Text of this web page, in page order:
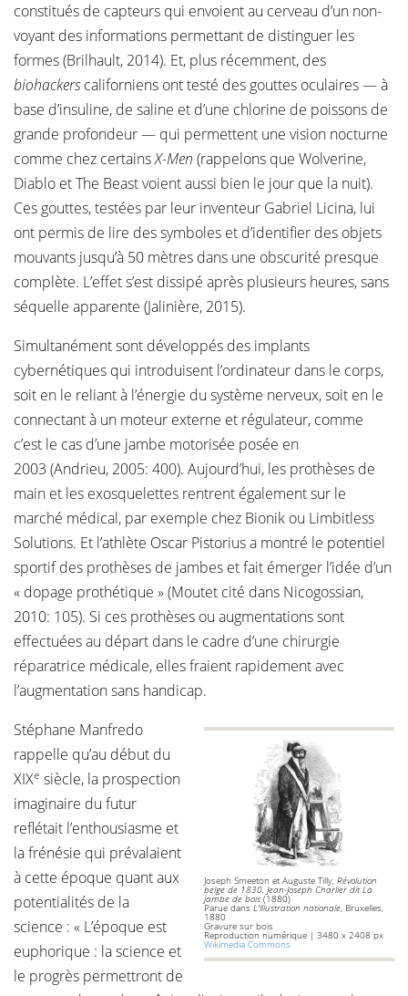
constitués de capteurs qui envoient au cerveau d’un non-
voyant des informations permettant de distinguer les
formes (Brilhault, 2014). Et, plus récemment, des
biohackerscaliforniens ont testé des gouttes oculaires — à
base d’insuline, de saline et d’une chlorine de poissons de
grande profondeur — qui permettent une vision nocturne
comme chez certainsX-Men (rappelons que Wolverine,
Diablo et The Beast voient aussi bien le jour que la nuit).
Ces gouttes, testées par leur inventeur Gabriel Licina, lui
ont permis de lire des symboles et d’identifier des objets
mouvants jusqu’à 50 mètres dans une obscurité presque
complète. L’effet s’est dissipé après plusieurs heures, sans
séquelle apparente (Jalinière, 2015).
Simultanément sont développés des implants
cybernétiques qui introduisent l’ordinateur dans le corps,
soit en le reliant à l’énergie du système nerveux, soit en le
connectant à un moteur externe et régulateur, comme
c’est le cas d’une jambe motorisée posée en
2003 (Andrieu, 2005: 400). Aujourd’hui, les prothèses de
main et les exosquelettes rentrent également sur le
marché médical, par exemple chez Bionik ou Limbitless
Solutions. Et l’athlète Oscar Pistorius a montré le potentiel
sportif des prothèses de jambes et fait émerger l’idée d’un
« dopage prothétique » (Moutet cité dans Nicogossian,
2010: 105). Si ces prothèses ou augmentations sont
effectuées au départ dans le cadre d’une chirurgie
réparatrice médicale, elles fraient rapidement avec
l’augmentation sans handicap.
Joseph Smeeton et Auguste Tilly, Révolution
belge de 1830. Jean-Joseph Charlier dit La
jambe de bois (1880)
Parue dans L'Illustration nationale, Bruxelles,
1880
Gravure sur bois
Reproduction numérique | 3480 x 2408 px
Wikimedia Commons
Stéphane Manfredo
rappelle qu’au début du
XIXe siècle, la prospection
imaginaire du futur
reflétait l’enthousiasme et
la frénésie qui prévalaient
à cette époque quant aux
potentialités de la
science : « L’époque est
euphorique : la science et
le progrès permettront de